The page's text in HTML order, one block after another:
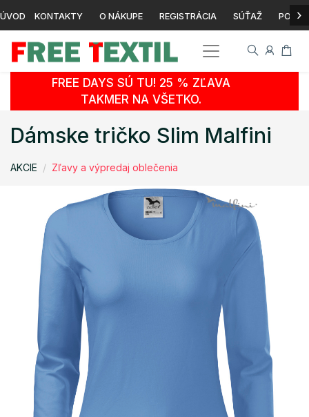
ÚVOD KONTAKTY O NÁKUPE REGISTRÁCIA SÚŤAŽ ›
FREE DAYS SÚ TU! 25 % ZĽAVA
TAKMER NA VŠETKO.
Dámske tričko Slim Malfini
AKCIE Zľavy a výpredaj oblečenia